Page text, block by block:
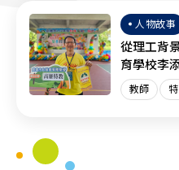
人物故事
從理工背
育學校李
教師